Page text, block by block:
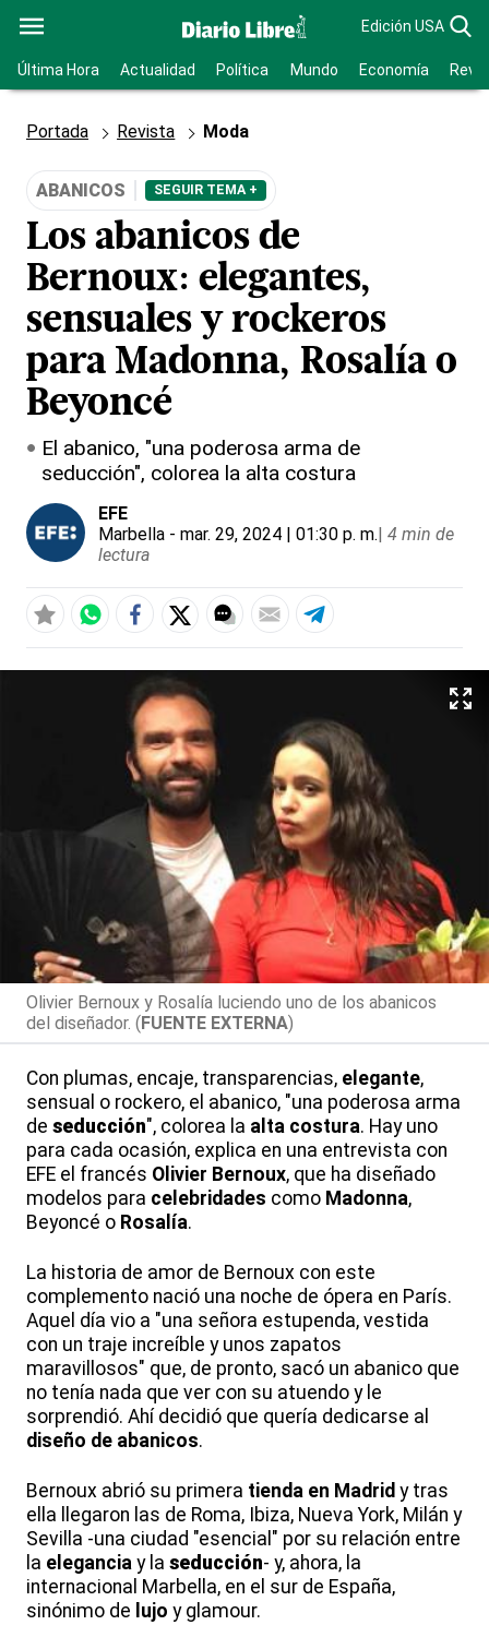
Edición USA
Última Hora Actualidad Política Mundo Economía
Portada Revista Moda
ABANICOS SEGUIR TEMA +
Los abanicos de
Bernoux: elegantes,
sensuales y rockeros
para Madonna, Rosalía o
Beyoncé
El abanico, "una poderosa arma de
seducción", colorea la alta costura
EFE
Marbella - mar. 29, 2024 | 01:30 p. m.| 4 min de
lectura
Olivier Bernoux y Rosalía luciendo uno de los abanicos
del diseñador. (FUENTE EXTERNA)
Con plumas, encaje, transparencias, elegante,
sensual o rockero, el abanico, "una poderosa arma
de seducción", colorea la alta costura. Hay uno
para cada ocasión, explica en una entrevista con
EFE el francés Olivier Bernoux, que ha diseñado
modelos para celebridades como Madonna,
Beyoncé o Rosalía.
La historia de amor de Bernoux con este
complemento nació una noche de ópera en París.
Aquel día vio a "una señora estupenda, vestida
con un traje increíble y unos zapatos
maravillosos" que, de pronto, sacó un abanico que
no tenía nada que ver con su atuendo y le
sorprendió. Ahí decidió que quería dedicarse al
diseño de abanicos.
Bernoux abrió su primera tienda en Madrid y tras
ella llegaron las de Roma, Ibiza, Nueva York, Milán y
Sevilla -una ciudad "esencial" por su relación entre
la elegancia y la seducción- y, ahora, la
internacional Marbella, en el sur de España,
sinónimo de lujo y glamour.